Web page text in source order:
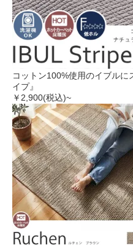
コットン100%使用のイブルに
イプ』
￥2,900(税込)~